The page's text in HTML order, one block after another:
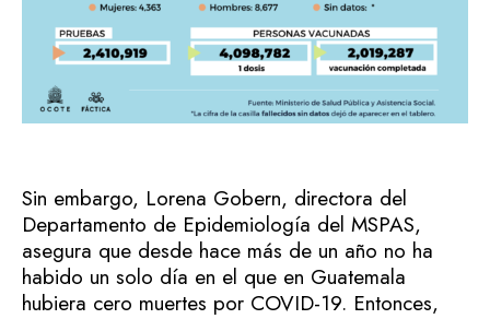
Sin embargo, Lorena Gobern, directora del
Departamento de Epidemiología del MSPAS,
asegura que desde hace más de un año no ha
habido un solo día en el que en Guatemala
hubiera cero muertes por COVID-19. Entonces,